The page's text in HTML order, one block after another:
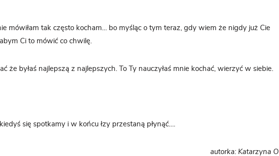
mówiłam tak często kocham… bo myśląc o tym teraz, gdy wiem że nigdy już Cie
Ci to mówić co chwilę.
że byłaś najlepszą z najlepszych. To Ty nauczyłaś mnie kochać, wierzyć w siebie.
się spotkamy i w końcu łzy przestaną płynąć….
autorka: Katarzyna O